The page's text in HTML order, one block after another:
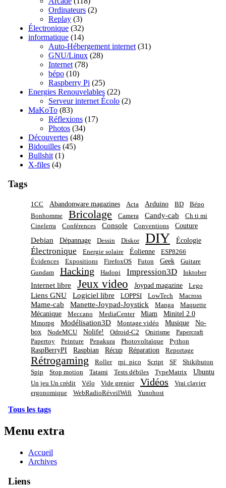
Ordinateurs (2)
Replay (3)
Électronique (32)
informatique (14)
Auto-Hébergement internet (31)
GNU/Linux (28)
Internet (78)
bépo (10)
Raspberry Pi (25)
Energies Renouvelables (22)
Serveur internet Écolo (2)
MaKoTo (83)
Réflexions (17)
Photos (34)
Découvertes (48)
Bidouilles (45)
Bullshit (1)
X-files (4)
Tags
1CC Abandonware magazines Acta Arduino BD
Bépo
Bonhomme
Bricolage Camera Candy-cab
Ch ti mi
Cinelerra
Conférences Console Conventions Couture
Debian Dépannage Dessin Diskor DIY Écologie
Électronique Energie solaire Éolienne
ESP8266
Évidences
Expositions FirefoxOS Futon Geek
Guitare
Gundam
Hacking Hadopi Impression3D Inktober
Internet libre Jeux video Joypad magazine Lego
Liens GNU Logiciel libre LOPPSI LowTech Macross
Mame-cab Manette-Joypad-Joystick Manga Maquette
Mécanique Meccano MediaCenter Miam Minitel 2.0
Mmorpg Modélisation3D Montage vidéo Musique
No-
box
NodeMCU Nolife! Odroid-C2 Onirisme
Papercraft
Papertoy
Peinture Pepakura Photovoltaïque Python
RaspBerryPI Raspbian Récup Réparation Reportage
Rétrogaming Roller rpi_pico Script SF
Shikibuton
Spip
Stop motion Tatami Tests débiles TypeMatrix Ubuntu
Un jeu Un crédit Vélo Vide grenier Vidéos
Vrai clavier
ergonomique
WebRadioRéveilWifi Yunohost
Tous les tags
Menu extra
Accueil
Archives
Liens